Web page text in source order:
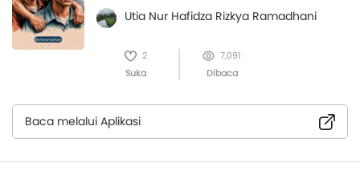
Utia Nur Hafidza Rizkya Ramadhani
2
Suka
7,091
Dibaca
Baca melalui Aplikasi